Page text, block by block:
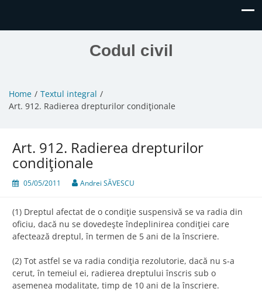
Codul civil
Home
Textul integral
Art. 912. Radierea drepturilor condiţionale
Art. 912. Radierea drepturilor
condiţionale
05/05/2011 Andrei SĂVESCU
(1) Dreptul afectat de o condiţie suspensivă se va radia din
oficiu, dacă nu se dovedeşte îndeplinirea condiţiei care
afectează dreptul, în termen de 5 ani de la înscriere.
(2) Tot astfel se va radia condiţia rezolutorie, dacă nu s-a
cerut, în temeiul ei, radierea dreptului înscris sub o
asemenea modalitate, timp de 10 ani de la înscriere.